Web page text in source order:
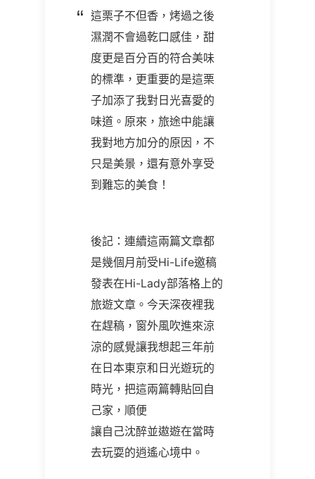
這栗子不但香，烤過之後
濕潤不會過乾口感佳，甜
度更是百分百的符合美味
的標準，更重要的是這栗
子加添了我對日光喜愛的
味道。原來，旅途中能讓
我對地方加分的原因，不
只是美景，還有意外享受
到難忘的美食！
後記：連續這兩篇文章都
是幾個月前受Hi-Life邀稿
發表在Hi-Lady部落格上的
旅遊文章。今天深夜裡我
在趕稿，窗外風吹進來涼
涼的感覺讓我想起三年前
在日本東京和日光遊玩的
時光，把這兩篇轉貼回自
己家，順便
讓自己沈醉並遨遊在當時
去玩耍的逍遙心境中。